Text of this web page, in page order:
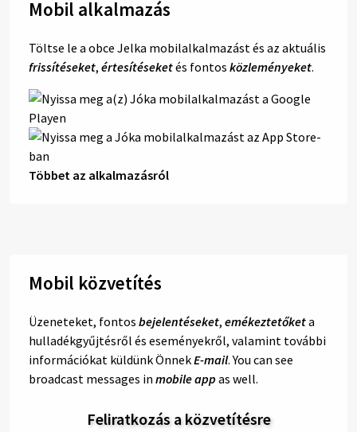
Mobil alkalmazás
Töltse le a obce Jelka mobilalkalmazást és az aktuális
frissítéseket, értesítéseketés fontos közleményeket.
Többet az alkalmazásról
Mobil közvetítés
Üzeneteket, fontos bejelentéseket, emékeztetőketa
hulladékgyűjtésről és eseményekről, valamint további
információkat küldünk ÖnnekE-mail. You can see
broadcast messages in mobile app as well.
Feliratkozás a közvetítésre